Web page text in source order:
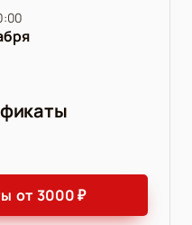
от 3000₽